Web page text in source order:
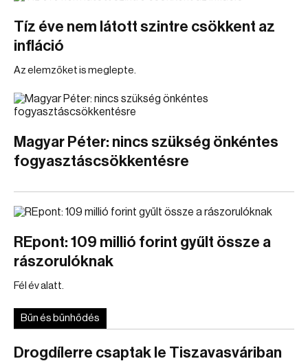
Tíz éve nem látott szintre csökkent az
infláció
Az elemzőket is meglepte.
Magyar Péter: nincs szükség önkéntes
fogyasztáscsökkentésre
REpont: 109 millió forint gyűlt össze a
rászorulóknak
Fél év alatt.
Bűn és bűnhődés
Drogdílerre csaptak le Tiszavasváriban